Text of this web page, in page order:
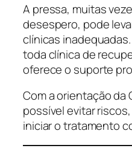
A pressa, muitas
desespero, pode
clínicas
toda clínica de
oferece o suporte
Com a orientação da
possível evitar
iniciar o tratamento